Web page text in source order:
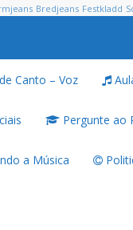
Bredjeans Festkladd
Canto – Voz
Pergunte ao
a Música